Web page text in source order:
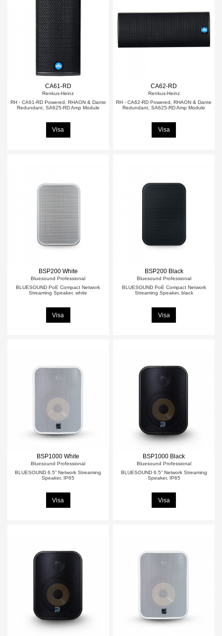
CA61-RD
Renkus-Heinz
RH - CA61-RD Powered, RHAON & Dante
Redundant, SA625-RD Amp Module
Visa
CA62-RD
Renkus-Heinz
RH - CA62-RD Powered, RHAON & Dante
Redundant, SA625-RD Amp Module
Visa
BSP200 White
Bluesound Professional
BLUESOUND PoE Compact Network
Streaming Speaker, white
Visa
BSP200 Black
Bluesound Professional
BLUESOUND PoE Compact Network
Streaming Speaker, black
Visa
BSP1000 White
Bluesound Professional
BLUESOUND 6.5” Network Streaming
Speaker, IP65
Visa
BSP1000 Black
Bluesound Professional
BLUESOUND 6.5” Network Streaming
Speaker, IP65
Visa